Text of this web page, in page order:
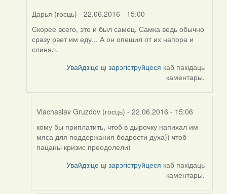
Дарья (госць) - 22.06.2016 - 15:00
In
reply
to
(госць)
Скорее всего, это и был самец. Самка ведь обычно
сразу рвет им еду... А он опешил от их напора и
слинял.
Увайдзіце цізарэгіструйцеся каб пакідаць
каментары.
Viachaslav Gruzdov (госць) - 22.06.2016 - 15:06
In
reply
to
кому бы приплатить, чтоб в дырочку напихал им
мяса для поддержания бодрости духа)) чтоб
пацаны кризис преодолели)
Увайдзіце цізарэгіструйцеся каб пакідаць
каментары.